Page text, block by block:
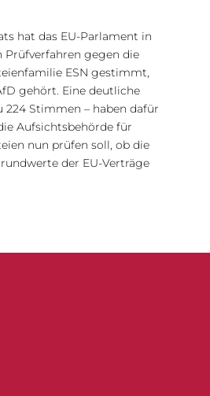
hat das EU-Parlament in
Prüfverfahren gegen die
ESN gestimmt,
gehört. Eine deutliche
224 Stimmen – haben dafür
Aufsichtsbehörde für
nun prüfen soll, ob die
der EU-Verträge